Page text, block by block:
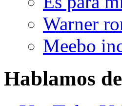
Warner
Meebo
Hablamos